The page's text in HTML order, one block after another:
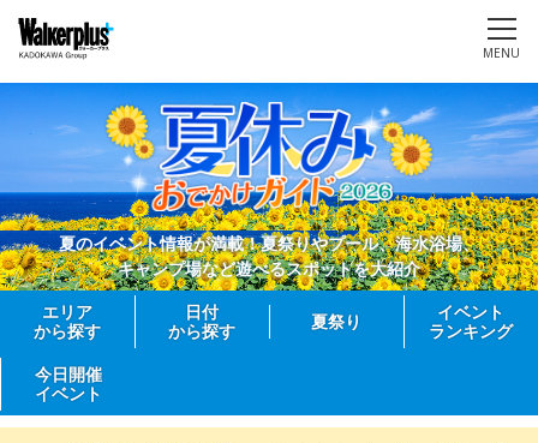
MENU
夏のイベント情報が満載！夏祭りやプール、海水浴場、
キャンプ場など遊べるスポットを大紹介
エリア
から探す
日付
から探す
夏祭り
イベント
ランキング
今日開催
イベント